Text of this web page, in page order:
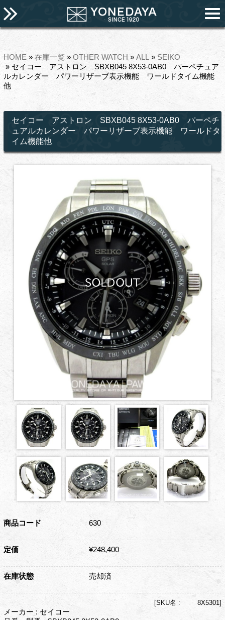
HOME » 在庫一覧 » OTHER WATCH » ALL » SEIKO
» セイコー アストロン SBXB045 8X53-0AB0 パーペチュア
ルカレンダー パワーリザーブ表示機能 ワールドタイム機能
他
セイコー アストロン SBXB045 8X53-0AB0 パーペチ
ュアルカレンダー パワーリザーブ表示機能 ワールドタ
イム機能他
商品コード 630
定価 ¥248,400
在庫状態 売却済
[SKU名 : 8X5301]
メーカー : セイコー